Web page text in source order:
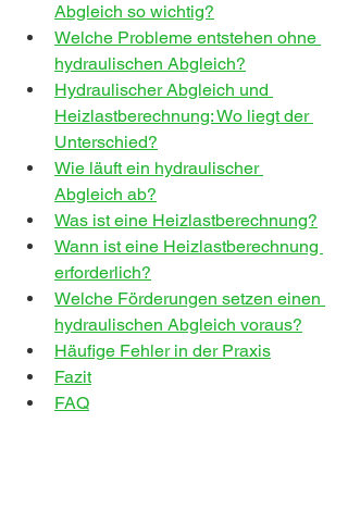
Abgleich so wichtig?
Welche Probleme entstehen ohne
hydraulischen Abgleich?
Hydraulischer Abgleich und
Heizlastberechnung: Wo liegt der
Unterschied?
Wie läuft ein hydraulischer
Abgleich ab?
Was ist eine Heizlastberechnung?
Wann ist eine Heizlastberechnung
erforderlich?
Welche Förderungen setzen einen
hydraulischen Abgleich voraus?
Häufige Fehler in der Praxis
Fazit
FAQ